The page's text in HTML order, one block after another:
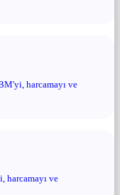
harcamayı ve
harcamayı ve